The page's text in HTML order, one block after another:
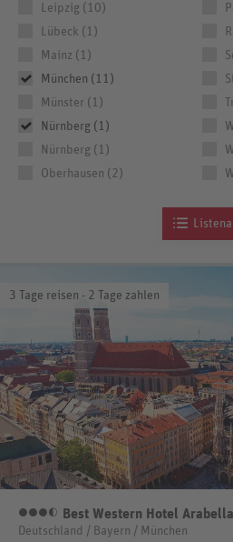
Leipzig (10)
Lübeck (1)
Mainz (1)
München (11)
Münster (1)
Nürnberg (1)
Nürnberg (1)
Oberhausen (2)
3 Tage reisen - 2 Tage zahlen
3,5 Sterne
Best Western Hotel
Deutschland / Bayern / München